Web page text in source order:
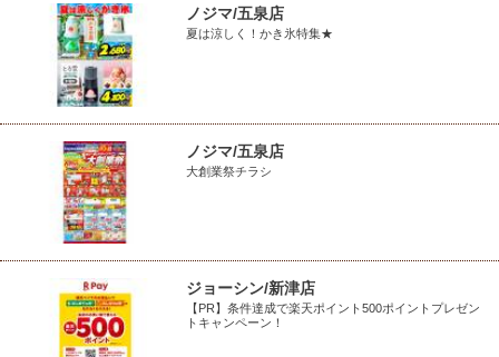
ノジマ/五泉店
夏は涼しく！かき氷特集★
ノジマ/五泉店
大創業祭チラシ
ジョーシン/新津店
【PR】条件達成で楽天ポイント500ポイントプレゼン
トキャンペーン！